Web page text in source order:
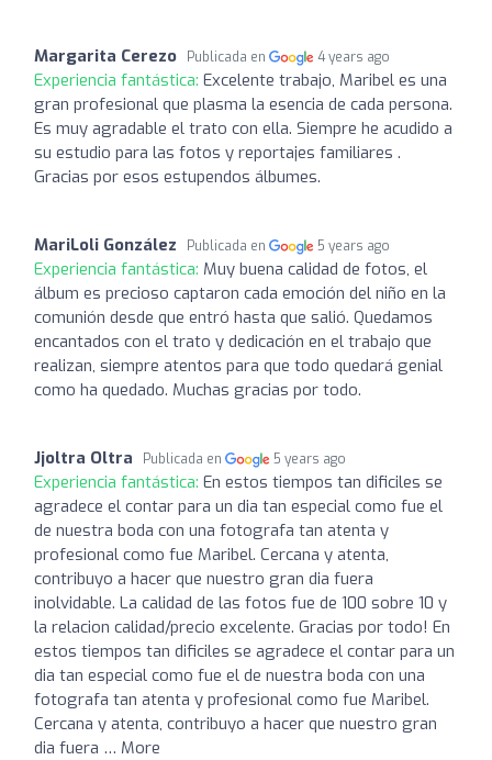
Margarita Cerezo Publicada en 4 years ago
Experiencia fantástica: Excelente trabajo, Maribel es una
gran profesional que plasma la esencia de cada persona.
Es muy agradable el trato con ella. Siempre he acudido a
su estudio para las fotos y reportajes familiares .
Gracias por esos estupendos álbumes.
MariLoli González Publicada en 5 years ago
Experiencia fantástica: Muy buena calidad de fotos, el
álbum es precioso captaron cada emoción del niño en la
comunión desde que entró hasta que salió. Quedamos
encantados con el trato y dedicación en el trabajo que
realizan, siempre atentos para que todo quedará genial
como ha quedado. Muchas gracias por todo.
Jjoltra Oltra Publicada en 5 years ago
Experiencia fantástica: En estos tiempos tan dificiles se
agradece el contar para un dia tan especial como fue el
de nuestra boda con una fotografa tan atenta y
profesional como fue Maribel. Cercana y atenta,
contribuyo a hacer que nuestro gran dia fuera
inolvidable. La calidad de las fotos fue de 100 sobre 10 y
la relacion calidad/precio excelente. Gracias por todo! En
estos tiempos tan dificiles se agradece el contar para un
dia tan especial como fue el de nuestra boda con una
fotografa tan atenta y profesional como fue Maribel.
Cercana y atenta, contribuyo a hacer que nuestro gran
dia fuera … More